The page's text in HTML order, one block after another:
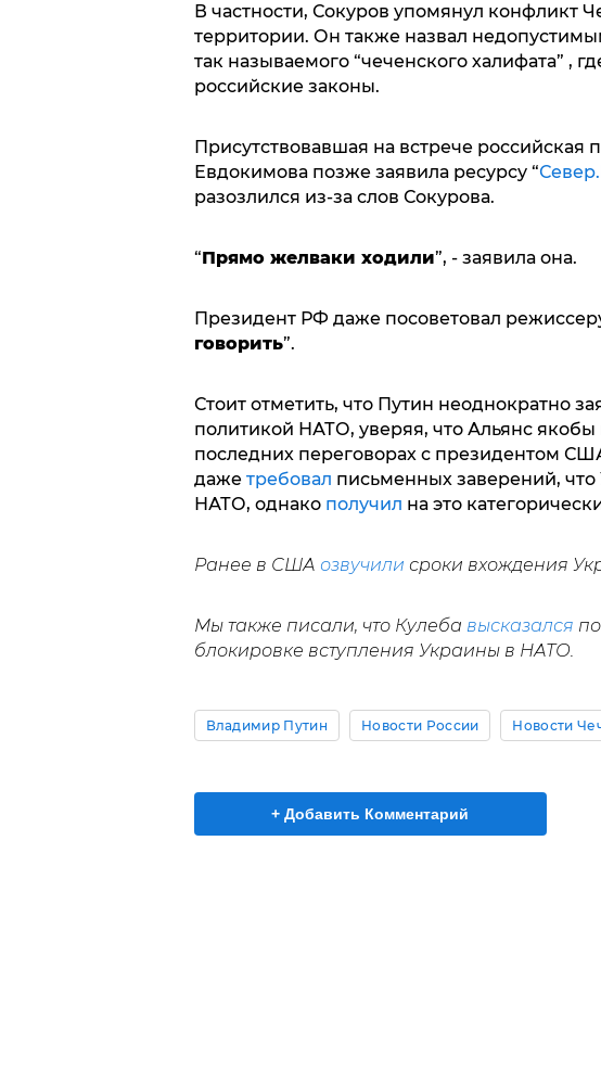
В частности, Сокуров упомянул конфликт
территории. Он также назвал
так называемого “чеченского халифата” ,
российские законы.
Присутствовавшая на встрече российская
Евдокимова позже заявила ресурсу “
разозлился из-за слов Сокурова.
“Прямо желваки ходили”, - заявила она.
Президент РФ даже посоветовал
говорить”.
Стоит отметить, что Путин неоднократно
политикой НАТО, уверяя, что Альянс якобы
последних переговорах с президентом
даже требовал письменных заверений,
НАТО, однако получил на это
Ранее в США озвучили сроки вхождения
Мы также писали, что Кулеба высказался
блокировке вступления Украины в НАТО.
Владимир Путин Новости России Новости
+ Добавить Комментарий